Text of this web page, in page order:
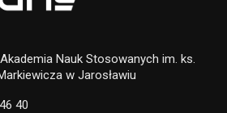
Nauk Stosowanych im. ks.
w Jarosławiu
40